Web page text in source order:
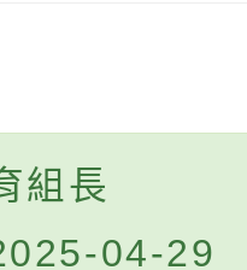
組長
04-29